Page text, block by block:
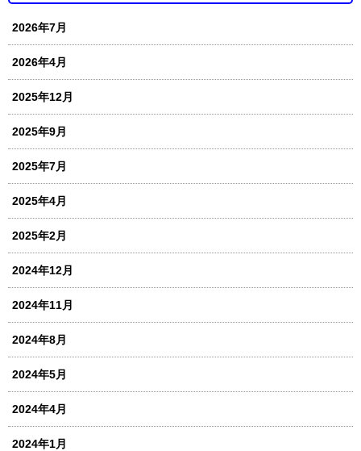
2026年7月
2026年4月
2025年12月
2025年9月
2025年7月
2025年4月
2025年2月
2024年12月
2024年11月
2024年8月
2024年5月
2024年4月
2024年1月